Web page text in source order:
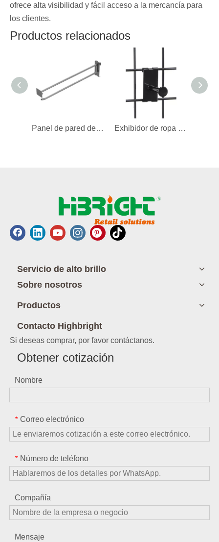
ofrece alta visibilidad y fácil acceso a la mercancía para
los clientes.
Productos relacionados
Panel de pared de listones con gancho doble para exhibición Exhibidor de ropa individual Gridwall con acabado con recubrimiento en polvo
Servicio de alto brillo
Sobre nosotros
Productos
Contacto Highbright
Si deseas comprar, por favor contáctanos.
Obtener cotización
Nombre
* Correo electrónico
* Número de teléfono
Compañía
Mensaje